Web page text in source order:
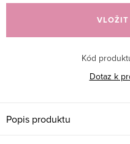
cena:
VLOŽIT
Kód
Dotaz k
Popis produktu